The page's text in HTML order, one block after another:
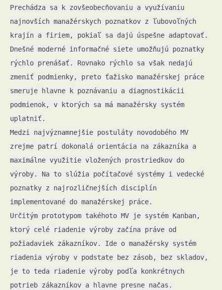
Prechádza sa k zovšeobecňovaniu a využívaniu
najnovších manažérskych poznatkov z ľubovoľných
krajín a firiem, pokiaľ sa dajú úspešne adaptovať.
Dnešné moderné informačné siete umožňujú poznatky
rýchlo prenášať. Rovnako rýchlo sa však nedajú
zmeniť podmienky, preto ťažisko manažérskej práce
smeruje hlavne k poznávaniu a diagnostikácii
podmienok, v ktorých sa má manažérsky systém
uplatniť.
Medzi najvýznamnejšie postuláty novodobého MV
zrejme patrí dokonalá orientácia na zákazníka a
maximálne využitie vložených prostriedkov do
výroby. Na to slúžia počítačové systémy i vedecké
poznatky z najrozličnejších disciplín
implementované do manažérskej práce.
Určitým prototypom takéhoto MV je systém Kanban,
ktorý celé riadenie výroby začína práve od
požiadaviek zákazníkov. Ide o manažérsky systém
riadenia výroby v podstate bez zásob, bez skladov,
je to teda riadenie výroby podľa konkrétnych
potrieb zákazníkov a hlavne presne načas.